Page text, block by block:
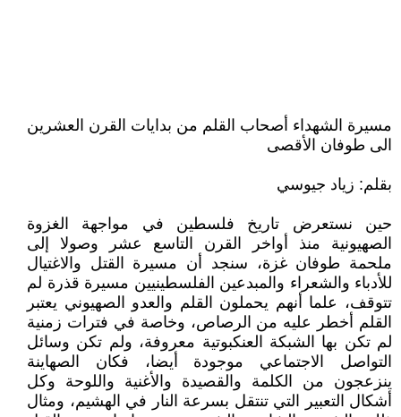
مسيرة الشهداء أصحاب القلم من بدايات القرن العشرين
الى طوفان الأقصى
بقلم: زياد جيوسي
حين نستعرض تاريخ فلسطين في مواجهة الغزوة
الصهيونية منذ أواخر القرن التاسع عشر وصولا إلى
ملحمة طوفان غزة، سنجد أن مسيرة القتل والاغتيال
للأدباء والشعراء والمبدعين الفلسطينيين مسيرة قذرة لم
تتوقف، علما أنهم يحملون القلم والعدو الصهيوني يعتبر
القلم أخطر عليه من الرصاص، وخاصة في فترات زمنية
لم تكن بها الشبكة العنكبوتية معروفة، ولم تكن وسائل
التواصل الاجتماعي موجودة أيضا، فكان الصهاينة
ينزعجون من الكلمة والقصيدة والأغنية واللوحة وكل
أشكال التعبير التي تنتقل بسرعة النار في الهشيم، ومثال